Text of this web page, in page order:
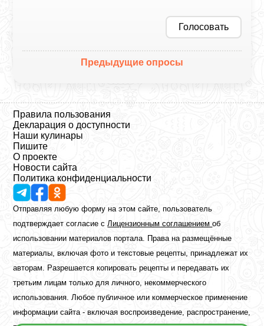
Голосовать
Предыдущие опросы
Правила пользования
Декларация о доступности
Наши кулинары
Пишите
О проекте
Новости сайта
Политика конфиденциальности
Отправляя любую форму на этом сайте, пользователь
подтверждает согласие сЛицензионным соглашениемоб
использовании материалов портала. Права на размещённые
материалы, включая фото и текстовые рецепты, принадлежат их
авторам. Разрешается копировать рецепты и передавать их
третьим лицам только для личного, некоммерческого
использования. Любое публичное или коммерческое применение
информации сайта - включая воспроизведение, распространение,